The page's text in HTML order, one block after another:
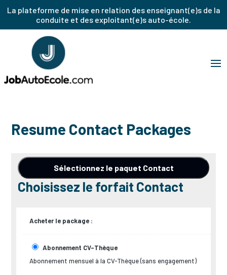
La plateforme de mise en relation des enseignant(e)s de la
conduite et des exploitant(e)s auto-école.
Resume Contact Packages
Choisissez le forfait Contact
Acheter le package :
Abonnement CV-Thèque
Abonnement mensuel à la CV-Thèque (sans engagement)